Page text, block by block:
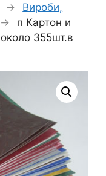
→
Вироби,
→
п Картон и
355шт.в